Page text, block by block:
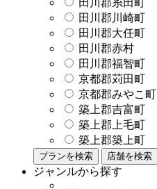
田川郡川崎町
田川郡大任町
田川郡赤村
田川郡福智町
京都郡苅田町
京都郡みやこ町
築上郡吉富町
築上郡上毛町
築上郡築上町
プランを検索 店舗を検索
ジャンルから探す